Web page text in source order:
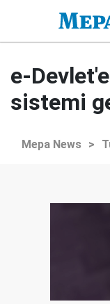
e-
sistemi
Mepa News >